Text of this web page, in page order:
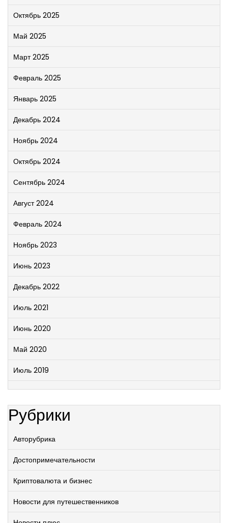
Октябрь 2025
Май 2025
Март 2025
Февраль 2025
Январь 2025
Декабрь 2024
Ноябрь 2024
Октябрь 2024
Сентябрь 2024
Август 2024
Февраль 2024
Ноябрь 2023
Июнь 2023
Декабрь 2022
Июль 2021
Июнь 2020
Май 2020
Июль 2019
Рубрики
Авторубрика
Достопримечательности
Криптовалюта и бизнес
Новости для путешественников